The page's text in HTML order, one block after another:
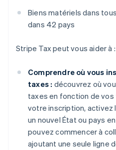
Biens matériels dans
dans 42 pays
Stripe Tax peut vous aider à :
Comprendre où vous
taxes : découvrez où
taxes en fonction de
votre inscription, activez
un nouvel État ou pays
pouvez commencer à
ajoutant une seule ligne